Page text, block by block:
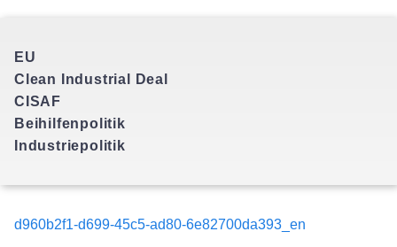
EU
Clean Industrial Deal
CISAF
Beihilfenpolitik
d960b2f1-d699-45c5-ad80-6e82700da393_en